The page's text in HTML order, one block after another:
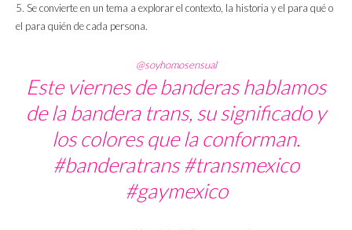
5. Se convierte en un tema a explorar el contexto, la historia y el para qué o
el para quién de cada persona.
@soyhomosensual
Este viernes de banderas hablamos
de la bandera trans, su significado y
los colores que la conforman.
#banderatrans #transmexico
#gaymexico